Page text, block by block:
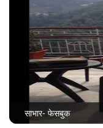
साभार- फेसबुक